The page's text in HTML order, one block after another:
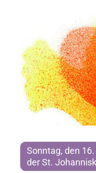
Sonntag, den
der St.